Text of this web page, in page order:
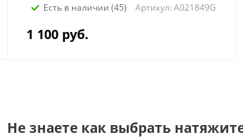
Есть в наличии (45) Артикул: A021849G
1 100 руб.
Не знаете как выбрать